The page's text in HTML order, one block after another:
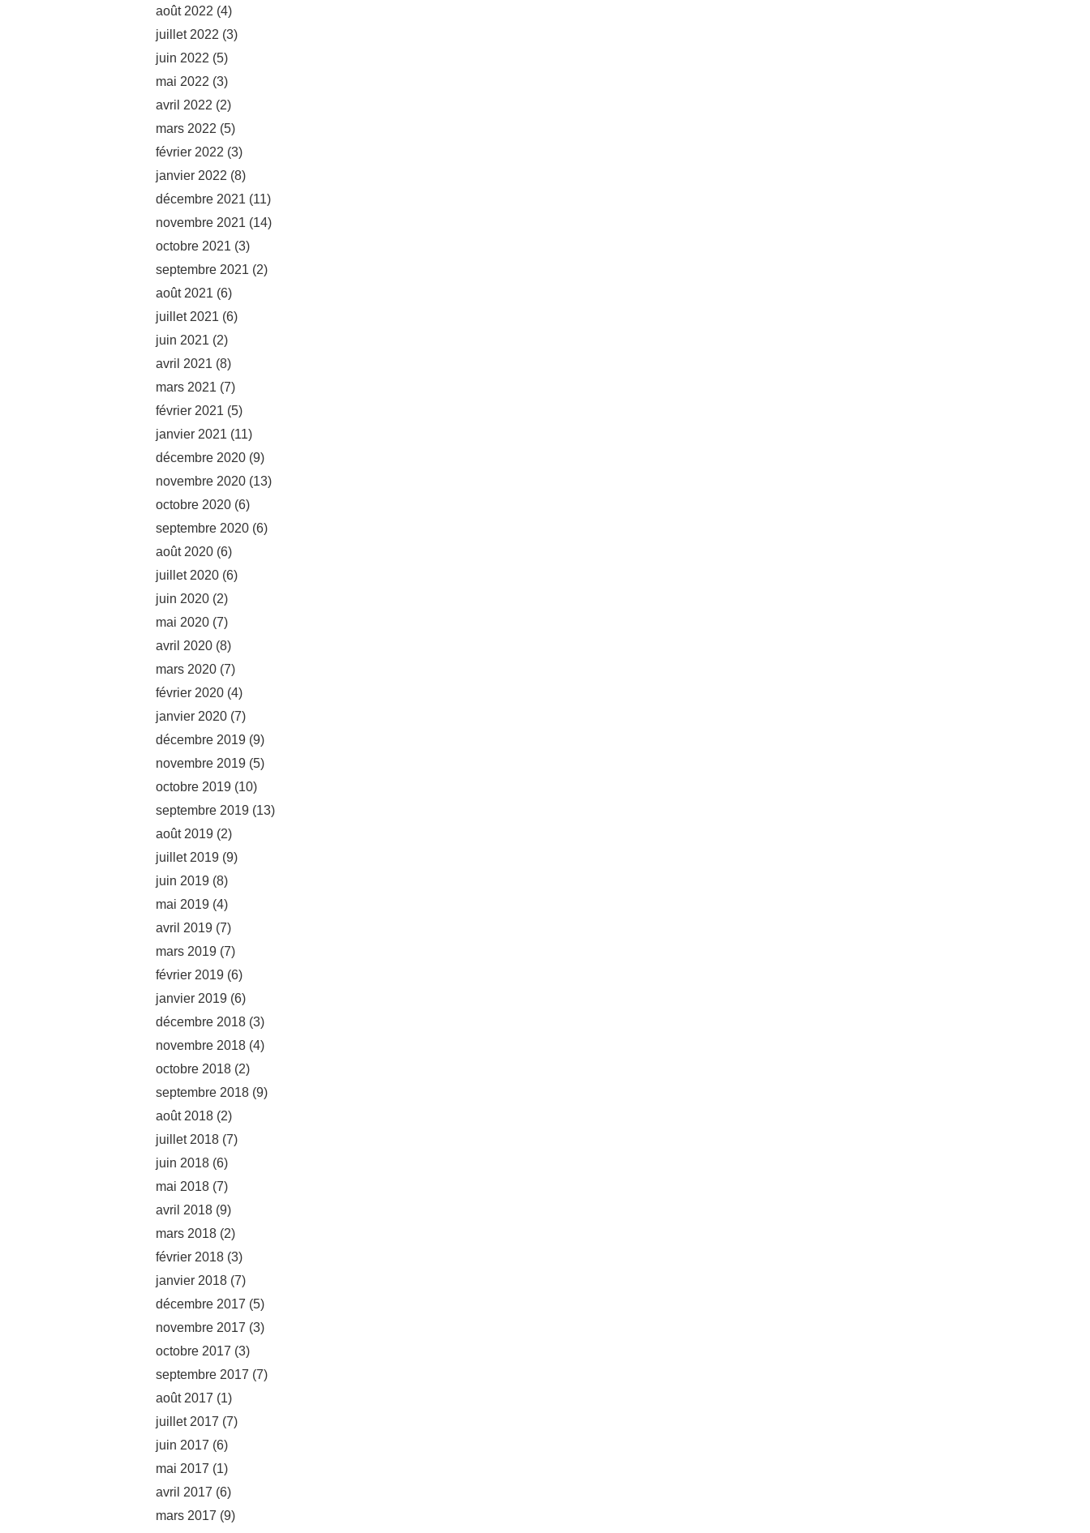
août 2022 (4)
juillet 2022 (3)
juin 2022 (5)
mai 2022 (3)
avril 2022 (2)
mars 2022 (5)
février 2022 (3)
janvier 2022 (8)
décembre 2021 (11)
novembre 2021 (14)
octobre 2021 (3)
septembre 2021 (2)
août 2021 (6)
juillet 2021 (6)
juin 2021 (2)
avril 2021 (8)
mars 2021 (7)
février 2021 (5)
janvier 2021 (11)
décembre 2020 (9)
novembre 2020 (13)
octobre 2020 (6)
septembre 2020 (6)
août 2020 (6)
juillet 2020 (6)
juin 2020 (2)
mai 2020 (7)
avril 2020 (8)
mars 2020 (7)
février 2020 (4)
janvier 2020 (7)
décembre 2019 (9)
novembre 2019 (5)
octobre 2019 (10)
septembre 2019 (13)
août 2019 (2)
juillet 2019 (9)
juin 2019 (8)
mai 2019 (4)
avril 2019 (7)
mars 2019 (7)
février 2019 (6)
janvier 2019 (6)
décembre 2018 (3)
novembre 2018 (4)
octobre 2018 (2)
septembre 2018 (9)
août 2018 (2)
juillet 2018 (7)
juin 2018 (6)
mai 2018 (7)
avril 2018 (9)
mars 2018 (2)
février 2018 (3)
janvier 2018 (7)
décembre 2017 (5)
novembre 2017 (3)
octobre 2017 (3)
septembre 2017 (7)
août 2017 (1)
juillet 2017 (7)
juin 2017 (6)
mai 2017 (1)
avril 2017 (6)
mars 2017 (9)